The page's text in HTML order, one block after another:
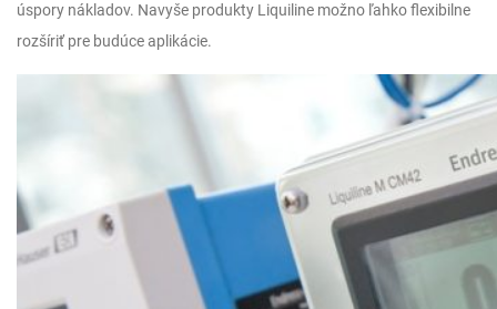
úspory nákladov. Navyše produkty Liquiline možno ľahko flexibilne
rozšíriť pre budúce aplikácie.